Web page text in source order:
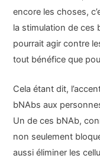
encore les choses,
la stimulation de ces
pourrait agir contre
tout bénéfice que
Cela étant dit,
bNAbs aux
Un de ces bNAb,
non seulement
aussi éliminer les